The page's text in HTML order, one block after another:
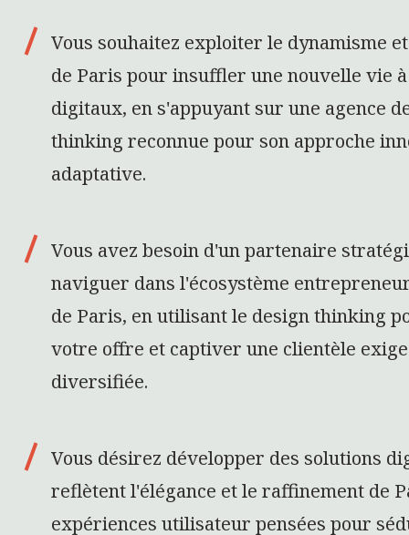
Vous souhaitez exploiter le dynamisme
de Paris pour insuffler une nouvelle vie
digitaux, en s'appuyant sur une agence
thinking reconnue pour son approche
adaptative.
Vous avez besoin d'un partenaire
naviguer dans l'écosystème
de Paris, en utilisant le design thinking
votre offre et captiver une clientèle
diversifiée.
Vous désirez développer des solutions
reflètent l'élégance et le raffinement de
expériences utilisateur pensées pour